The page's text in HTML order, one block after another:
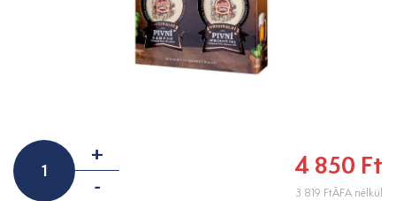
+
-
4 850 Ft
3 819 FtÁFA nélkül